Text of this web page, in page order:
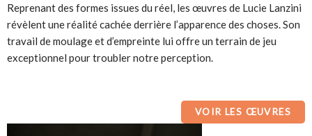
Reprenant des formes issues du réel, les œuvres de Lucie Lanzini
révèlent une réalité cachée derrière l’apparence des choses. Son
travail de moulage et d’empreinte lui offre un terrain de jeu
exceptionnel pour troubler notre perception.
VOIR LES ŒUVRES